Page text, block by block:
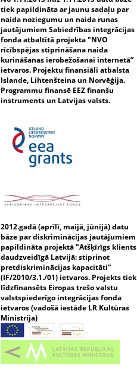
tiek papildināta ar jaunu sadaļu par
naida noziegumu un naida runas
jautājumiem Sabiedrības integrācijas
fonda atbaltītā projekta "NVO
rīcībspējas stiprināšana naida
kurināšanas ierobežošanai internetā”
ietvaros. Projektu finansiāli atbalsta
Islande, Lihtenšteina un Norvēģija.
Programmu finansē EEZ finanšu
instruments un Latvijas valsts.
2012.gadā (aprīlī, maijā, jūnijā) datu
bāze par diskriminācijas jautājumiem
papildināta projektā "Atšķīrīgs klients
daudzveidīgā Latvijā: stiprinot
pretdiskriminācijas kapacitāti"
(IF/2010/3.1./01) ietvaros. Projekts tiek
līdzfinansēts Eiropas trešo valstu
valstspiederīgo integrācijas fonda
ietvaros (vadošā iestāde LR Kultūras
Ministrija)